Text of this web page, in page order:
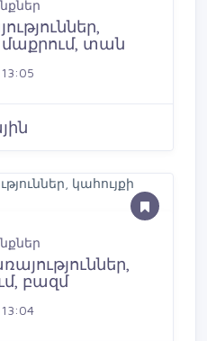
տան
բազմ